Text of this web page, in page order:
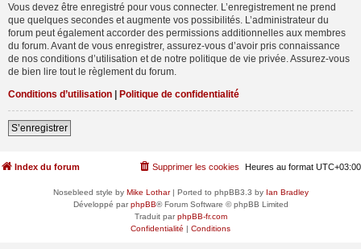
Vous devez être enregistré pour vous connecter. L’enregistrement ne prend
que quelques secondes et augmente vos possibilités. L’administrateur du
forum peut également accorder des permissions additionnelles aux membres
du forum. Avant de vous enregistrer, assurez-vous d’avoir pris connaissance
de nos conditions d’utilisation et de notre politique de vie privée. Assurez-vous
de bien lire tout le règlement du forum.
Conditions d’utilisation | Politique de confidentialité
S’enregistrer
Index du forum Heures au format UTC+03:00
Supprimer les cookies
Nosebleed style by Mike Lothar| Ported to phpBB3.3 by Ian Bradley
Développé parphpBB® Forum Software © phpBB Limited
Traduit parphpBB-fr.com
Confidentialité | Conditions